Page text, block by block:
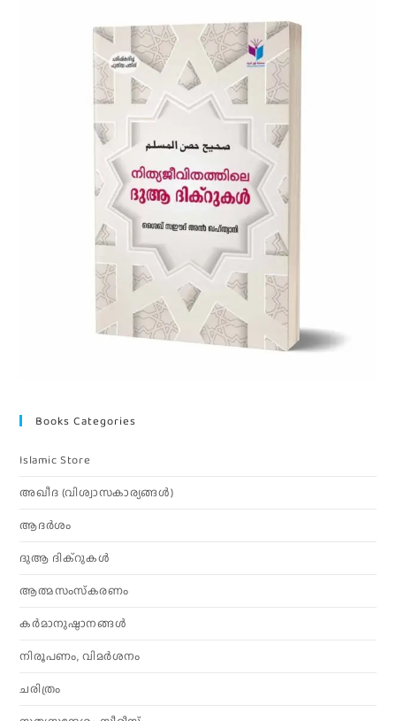
Books Categories
Islamic Store
അഖീദ (വിശ്വാസകാര്യങ്ങള്‍)
ആദര്‍ശം
ദുആ ദിക്റുകൾ
ആത്മസംസ്‌കരണം
കര്‍മാനുഷ്ഠാനങ്ങള്‍
നിരൂപണം, വിമര്‍ശനം
ചരിത്രം